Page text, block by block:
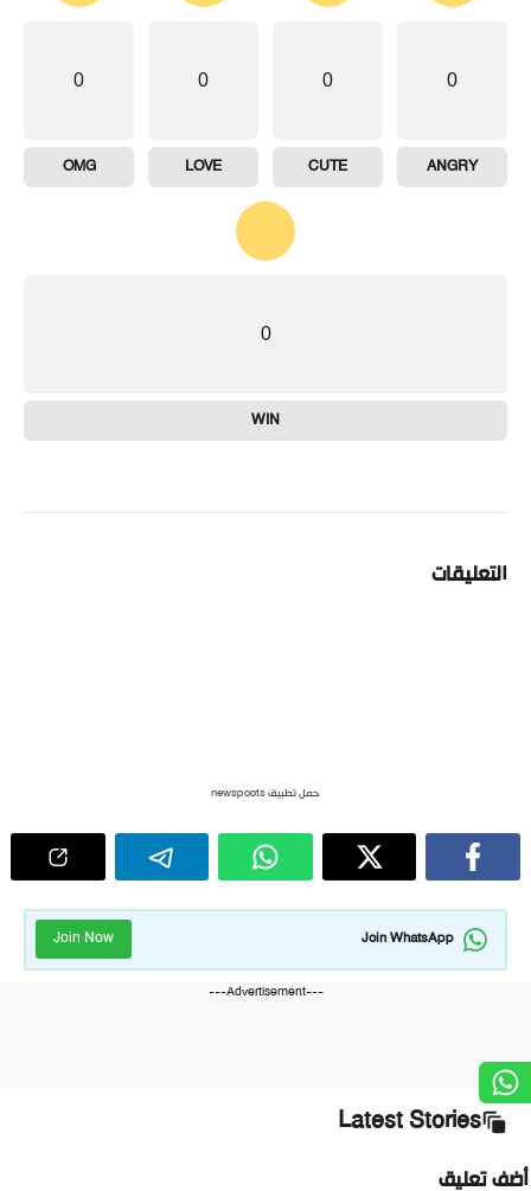
0
ANGRY
0
CUTE
0
LOVE
0
OMG
0
WIN
التعليقات
حمل تطبيق newspoots
Join WhatsApp
Join Now
---Advertisement---
Latest Stories
تعليق